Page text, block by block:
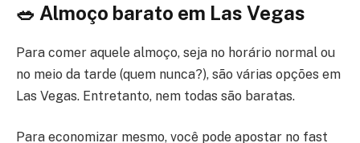
🥗 Almoço barato em Las Vegas
Para comer aquele almoço, seja no horário normal ou
no meio da tarde (quem nunca?), são várias opções em
Las Vegas. Entretanto, nem todas são baratas.
Para economizar mesmo, você pode apostar no fast